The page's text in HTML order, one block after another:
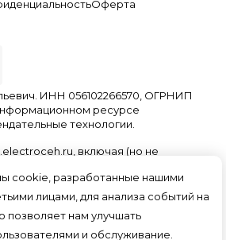
cookie, разработанные нашими
лицами, для анализа событий на
позволяет нам улучшать
и обслуживание.
Оферта
ИНН 056102266570, ОГРНИП
ресурсе
технологии
включая (но не
дизайн и оформление
фирменное наименование
права и прав на
защищены российским
международными соглашениями об